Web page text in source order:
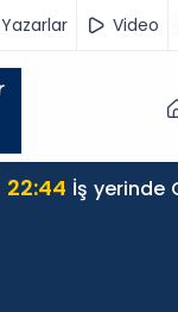
Yazarlar Video
22:44 İş yerinde